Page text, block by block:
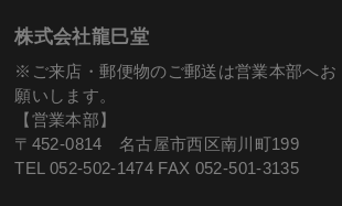
株式会社龍巳堂
※ご来店・郵便物のご郵送は営業本部へお
願いします。
【営業本部】
〒452-0814 名古屋市西区南川町199
TEL 052-502-1474 FAX 052-501-3135